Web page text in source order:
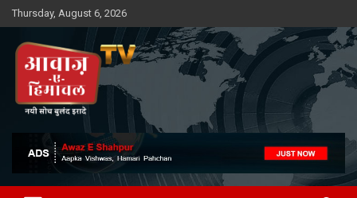
Skip
to
content
Thursday, August 6, 2026
Awaz-E-Shahpur